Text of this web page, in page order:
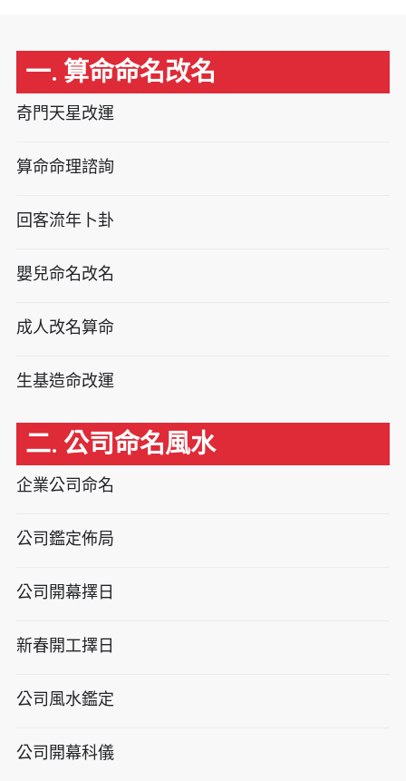
一. 算命命名改名
奇門天星改運
算命命理諮詢
回客流年卜卦
嬰兒命名改名
成人改名算命
生基造命改運
二. 公司命名風水
企業公司命名
公司鑑定佈局
公司開幕擇日
新春開工擇日
公司風水鑑定
公司開幕科儀